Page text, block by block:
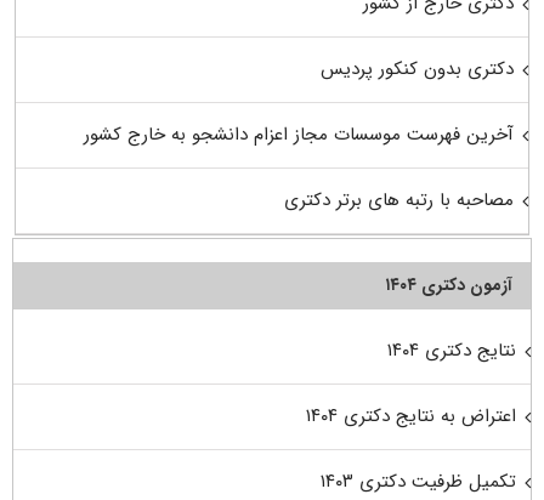
دکتری بدون کنکور پردیس
آخرین فهرست موسسات مجاز اعزام دانشجو به خارج کشور
مصاحبه با رتبه های برتر دکتری
آزمون دکتری ۱۴۰۴
نتایج دکتری ۱۴۰۴
اعتراض به نتایج دکتری ۱۴۰۴
تکمیل ظرفیت دکتری ۱۴۰۳